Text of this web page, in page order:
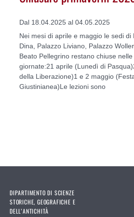
Dal 18.04.2025 al 04.05.2025
Nei mesi di aprile e maggio le sedi di
Dina, Palazzo Liviano, Palazzo
Beato Pellegrino restano chiuse
giornate:21 aprile (Lunedì di
della Liberazione)1 e 2 maggio
Giustinianea)Le lezioni sono
DIPARTIMENTO DI SCIENZE
STORICHE, GEOGRAFICHE E
DELL’ANTICHITÀ